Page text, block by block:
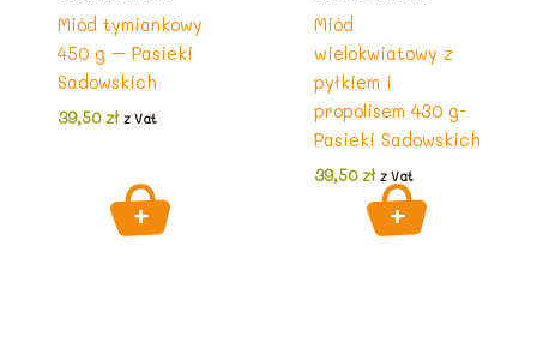
Miód tymiankowy
450 g – Pasieki
Sadowskich
39,50zł z Vat
Miód
wielokwiatowy z
pyłkiem i
propolisem 430 g-
Pasieki Sadowskich
39,50zł z Vat